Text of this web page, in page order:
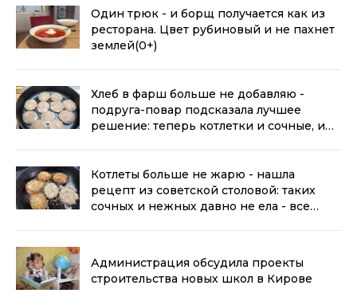
Один трюк - и борщ получается как из
ресторана. Цвет рубиновый и не пахнет
землей(0+)
Хлеб в фарш больше не добавляю -
подруга-повар подсказала лучшее
решение: теперь котлетки и сочные, и
Котлеты больше не жарю - нашла
рецепт из советской столовой: таких
сочных и нежных давно не ела - все
Администрация обсудила проекты
строительства новых школ в Кирове